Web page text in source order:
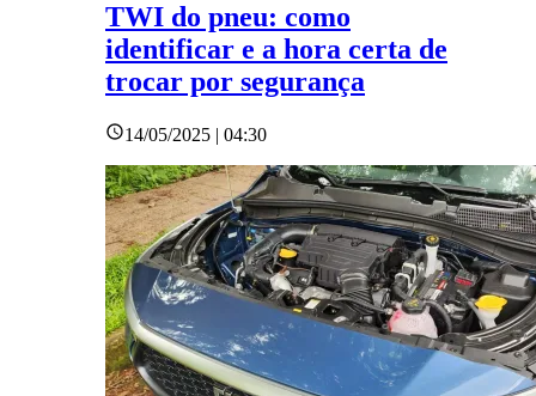
TWI do pneu: como
identificar e a hora certa de
trocar por segurança
14/05/2025 | 04:30